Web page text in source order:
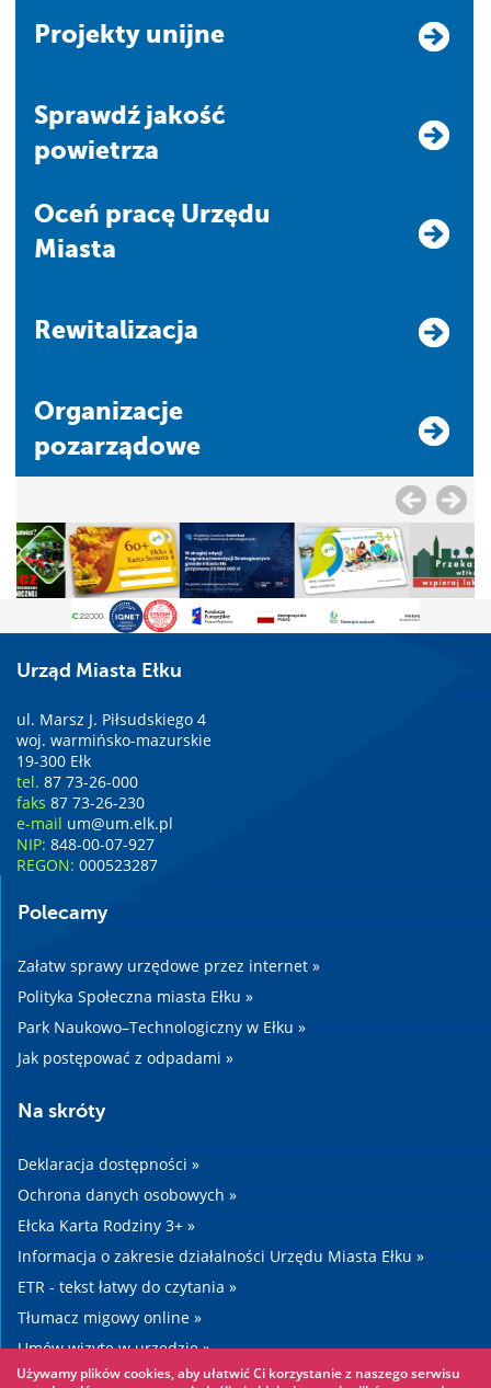
Projekty unijne
Sprawdź jakość
powietrza
Oceń pracę Urzędu
Miasta
Rewitalizacja
Organizacje
pozarządowe
Urząd Miasta Ełku
ul. Marsz J. Piłsudskiego 4
woj. warmińsko-mazurskie
19-300 Ełk
tel. 87 73-26-000
faks 87 73-26-230
e-mail um@um.elk.pl
NIP: 848-00-07-927
REGON: 000523287
Polecamy
Załatw sprawy urzędowe przez internet »
Polityka Społeczna miasta Ełku »
Park Naukowo–Technologiczny w Ełku »
Jak postępować z odpadami »
Na skróty
Deklaracja dostępności »
Ochrona danych osobowych »
Ełcka Karta Rodziny 3+ »
Informacja o zakresie działalności Urzędu Miasta Ełku »
ETR - tekst łatwy do czytania »
Tłumacz migowy online »
Umów wizytę w urzędzie »
Drogi »
Używamy plików cookies, aby ułatwić Ci korzystanie z naszego serwisu